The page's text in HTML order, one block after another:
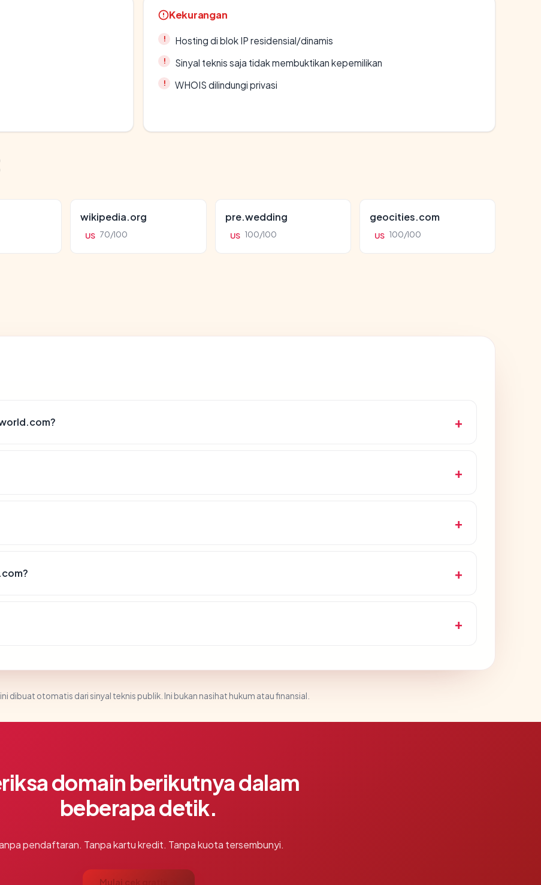
Kekurangan
Hosting di blok IP residensial/dinamis
Sinyal teknis saja tidak membuktikan kepemilikan
WHOIS dilindungi privasi
wikipedia.org
US 70/100
pre.wedding
US 100/100
geocities.com
US 100/100
dibuat otomatis dari sinyal teknis publik. Ini bukan nasihat hukum atau finansial.
domain berikutnya dalam
beberapa detik.
pendaftaran. Tanpa kartu kredit. Tanpa kuota tersembunyi.
Mulai cek gratis →